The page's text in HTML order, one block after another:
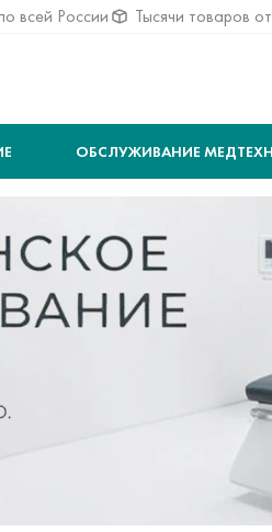
всей России Тысячи товаров
ОБСЛУЖИВАНИЕ